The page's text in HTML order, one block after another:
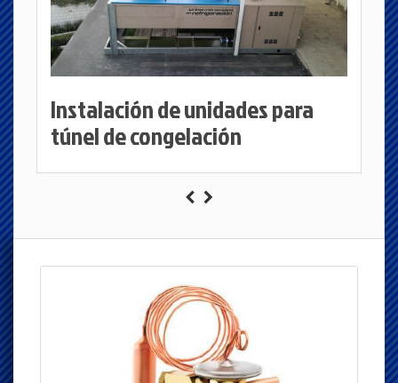
Instalación de unidades para
túnel de congelación